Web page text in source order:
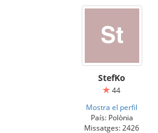
StefKo
44
Mostra el perfil
País: Polònia
Missatges: 2426